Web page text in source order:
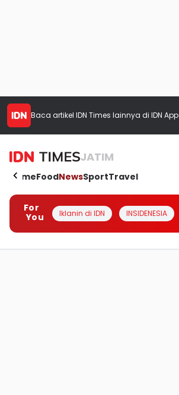
Baca artikel IDN Times lainnya di IDN App
JATIM
HomeFoodNewsSportTravel
For
You
Iklanin di IDN INSIDENESIA